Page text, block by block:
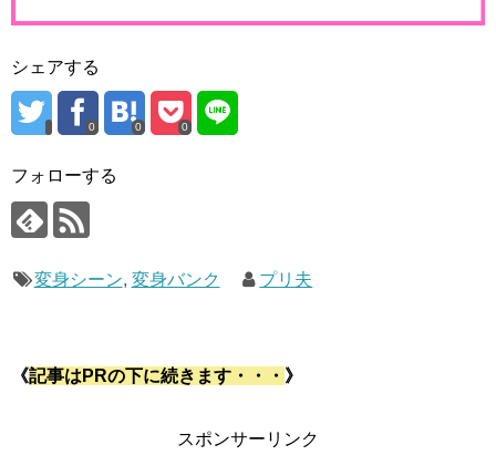
シェアする
0 0 0
フォローする
変身シーン, 変身バンク プリ夫
《記事はPRの下に続きます・・・ 》
スポンサーリンク